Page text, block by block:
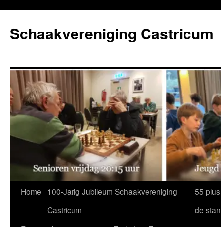
de
inhoud
Schaakvereniging Castricum
Home
100-Jarig Jubileum Schaakvereniging
Castricum
55
de